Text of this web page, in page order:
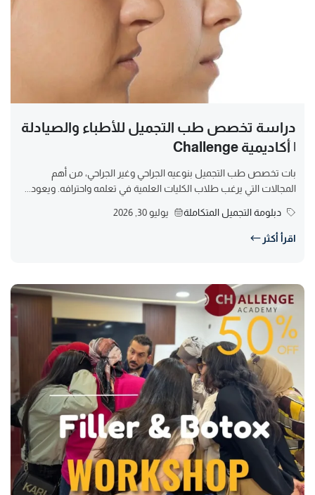
دراسة تخصص طب التجميل للأطباء والصيادلة
| أكاديمية Challenge
بات تخصص طب التجميل بنوعيه الجراحي وغير الجراحي، من أهم
المجالات التي يرغب طلاب الكليات العلمية في تعلمه واحترافه. ويعود...
دبلومة التجميل المتكاملة يوليو 30, 2026
اقرأ أكثر